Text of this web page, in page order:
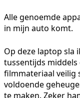
Alle genoemde
in mijn auto komt.
Op deze laptop sla
tussentijds
filmmateriaal veilig
voldoende
te maken. Zeker